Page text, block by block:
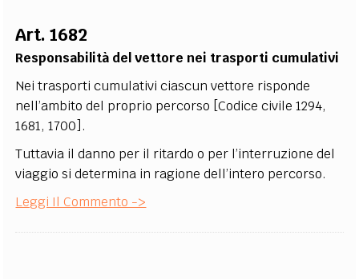
Art. 1682
Responsabilità del vettore nei trasporti cumulativi
Nei trasporti cumulativi ciascun vettore risponde
nell’ambito del proprio percorso [Codice civile 1294,
1681, 1700].
Tuttavia il danno per il ritardo o per l’interruzione del
viaggio si determina in ragione dell’intero percorso.
Leggi Il Commento ->